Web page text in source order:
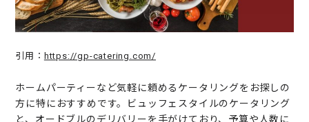
引用： https://gp-catering.com/
ホームパーティーなど気軽に頼めるケータリングをお探しの
方に特におすすめです。ビュッフェスタイルのケータリング
と、オードブルのデリバリーを手がけており、予算や人数に